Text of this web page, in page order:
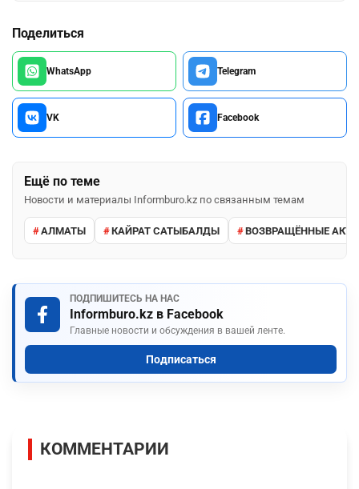
Поделиться
WhatsApp Telegram
VK Facebook
Ещё по теме
Новости и материалы Informburo.kz по связанным темам
АЛМАТЫ КАЙРАТ САТЫБАЛДЫ ВОЗВРАЩЁННЫЕ
ПОДПИШИТЕСЬ НА НАС
Informburo.kz в Facebook
Главные новости и обсуждения в вашей ленте.
Подписаться
КОММЕНТАРИИ